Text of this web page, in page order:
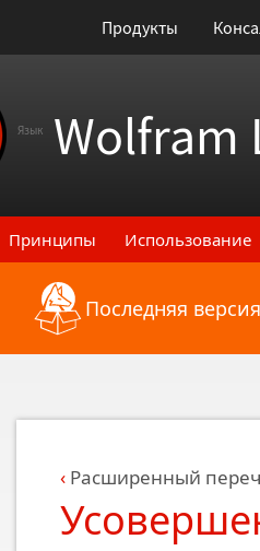
Продукты
Язык Wolfram
Принципы Использование
Последняя
Расширенный